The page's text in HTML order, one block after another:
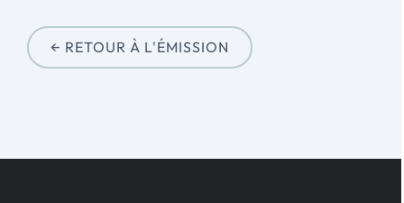
← RETOUR À L'ÉMISSION